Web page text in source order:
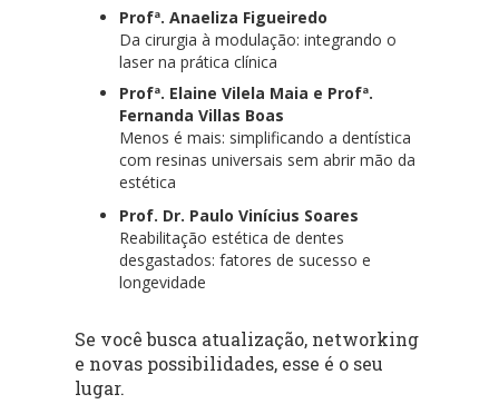
Profª. Anaeliza Figueiredo
Da cirurgia à modulação: integrando o
laser na prática clínica
Profª. Elaine Vilela Maia e Profª.
Fernanda Villas Boas
Menos é mais: simplificando a dentística
com resinas universais sem abrir mão da
estética
Prof. Dr. Paulo Vinícius Soares
Reabilitação estética de dentes
desgastados: fatores de sucesso e
longevidade
Se você busca atualização, networking
e novas possibilidades, esse é o seu
lugar.